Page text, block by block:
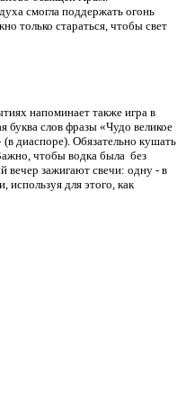
смогла поддержать огонь
только стараться, чтобы свет
напоминает также игра в
буква слов фразы «Чудо великое
диаспоре). Обязательно кушать
чтобы водка была без
вечер зажигают свечи: одну - в
используя для этого, как